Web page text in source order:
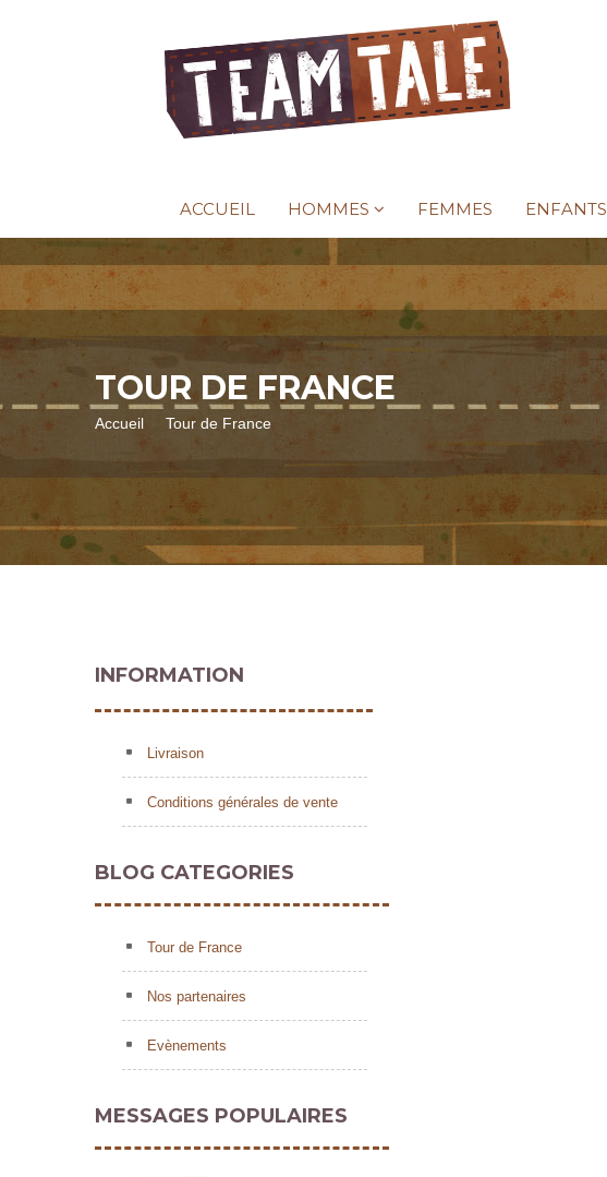
ACCUEIL HOMMES FEMMES ENFANTS
TOUR DE FRANCE
Accueil Tour de France
INFORMATION
Livraison
Conditions générales de vente
BLOG CATEGORIES
Tour de France
Nos partenaires
Evènements
MESSAGES POPULAIRES